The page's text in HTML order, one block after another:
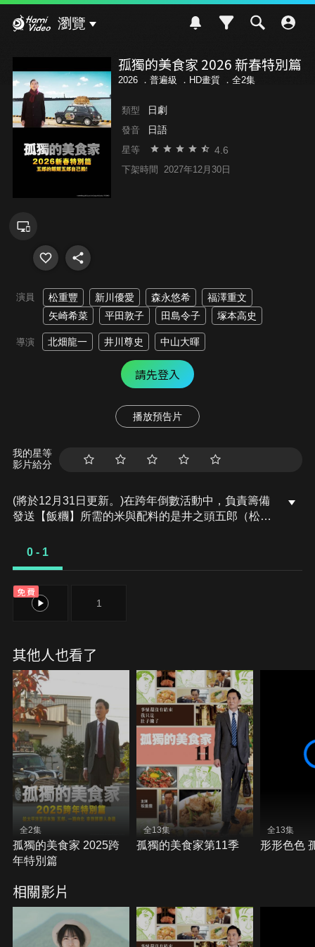
瀏覽
孤獨的美食家 2026 新春特別篇
2026 ． 普遍級 ．HD畫質 ．全2集
類型 日劇
發音 日語
星等 4.6
下架時間 2027年12月30日
演員 松重豐 新川優愛 森永悠希
福澤重文
矢崎希菜
平田敦子 田島令子 塚本高史
導演 北畑龍一 井川尊史 中山大暉
請先登入
播放預告片
我的星等
影片給分
(將於12月31日更新。)在跨年倒數活動中，負責籌備
發送【飯糰】所需的米與配料的是井之頭五郎（松重
次與氣氛截然不同的搭檔同行，從新潟的佐渡一路奔
焚，卻在旅途中接連遇見海之饗宴與山之珍味，果然
還是肚子餓了起來……。究竟五郎會邂逅怎樣令人幸
0 - 1
免費
0 1
其他人也看了
全2集
孤獨的美食家 2025跨
年特別篇
全13集
孤獨的美食家第11季
全13集
形形色色
相關影片